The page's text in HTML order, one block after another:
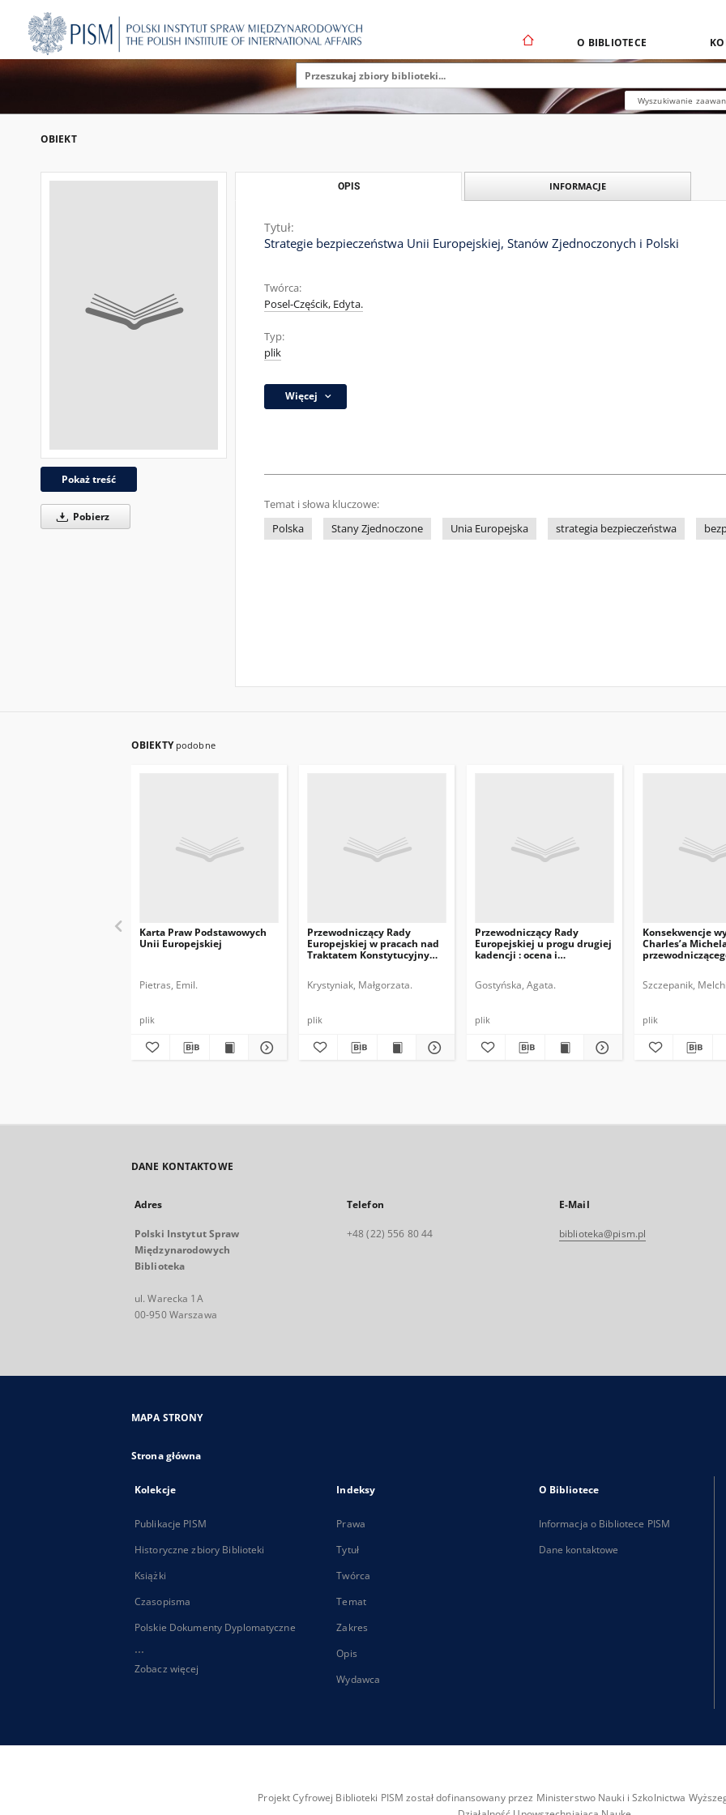
O BIBLIOTECE
Wyszukiwanie
OBIEKT
Pokaż treść
Pobierz
OPIS INFORMACJE
Tytuł:
Strategie bezpieczeństwa Unii Europejskiej, Stanów Zjednoczonych i Polski
Twórca:
Posel-Częścik, Edyta.
Typ:
plik
Więcej
Temat i słowa kluczowe:
Polska
Stany Zjednoczone Unia Europejska strategia bezpieczeństwa
OBIEKTY podobne
Karta Praw Podstawowych
Unii Europejskiej
Pietras, Emil.
plik
Przewodniczący Rady
Europejskiej w pracach nad
Traktatem Konstytucyjnym
Krystyniak, Małgorzata.
plik
Przewodniczący Rady
Europejskiej u progu drugiej
kadencji : ocena i
Gostyńska, Agata.
plik
Konsekwencje
Charles’a
Szczepanik,
plik
DANE KONTAKTOWE
Adres
Polski Instytut Spraw
Międzynarodowych
Biblioteka
ul. Warecka 1A
00-950 Warszawa
Telefon
+48 (22) 556 80 44
E-Mail
biblioteka@pism.pl
MAPA STRONY
Strona główna
Kolekcje
Publikacje PISM
Historyczne zbiory Biblioteki
Książki
Czasopisma
Polskie Dokumenty Dyplomatyczne
...
Zobacz więcej
Indeksy
Prawa
Tytuł
Twórca
Temat
Zakres
Opis
Wydawca
O Bibliotece
Informacja o Bibliotece PISM
Dane kontaktowe
Projekt Cyfrowej Biblioteki PISM został dofinansowany przez Ministerstwo Nauki i Szkolnictwa